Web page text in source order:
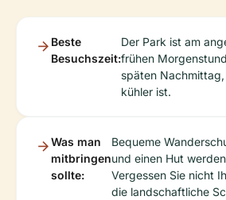
Beste
Besuchszeit:
Der Park ist am
frühen
späten
kühler ist.
Was man
mitbringen
sollte:
Bequeme
und einen Hut
Vergessen Sie nicht
die landschaftliche